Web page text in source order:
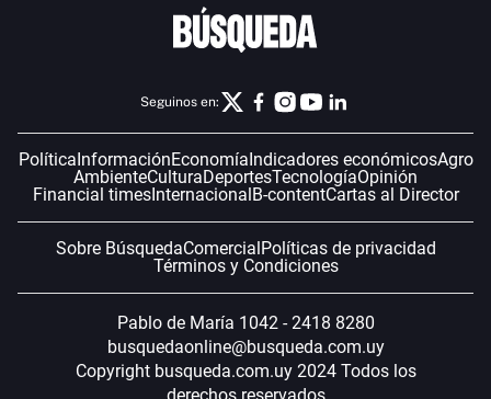
Seguinos en:
PolíticaInformaciónEconomíaIndicadores económicosAgro
AmbienteCulturaDeportesTecnologíaOpinión
Financial timesInternacionalB-contentCartas al Director
Sobre BúsquedaComercialPolíticas de privacidad
Términos y Condiciones
Pablo de María 1042 - 2418 8280
busquedaonline@busqueda.com.uy
Copyright busqueda.com.uy 2024 Todos los